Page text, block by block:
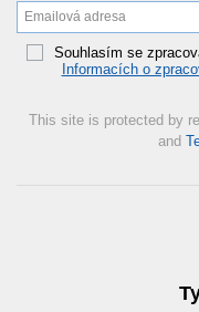
Souhlasím se
Informacích o
This site is protected by
and